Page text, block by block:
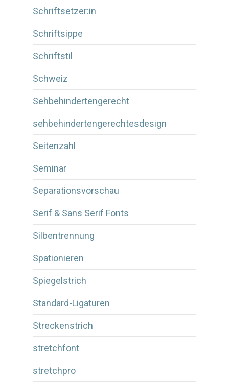
Schriftsetzer:in
Schriftsippe
Schriftstil
Schweiz
Sehbehindertengerecht
sehbehindertengerechtesdesign
Seitenzahl
Seminar
Separationsvorschau
Serif & Sans Serif Fonts
Silbentrennung
Spationieren
Spiegelstrich
Standard-Ligaturen
Streckenstrich
stretchfont
stretchpro